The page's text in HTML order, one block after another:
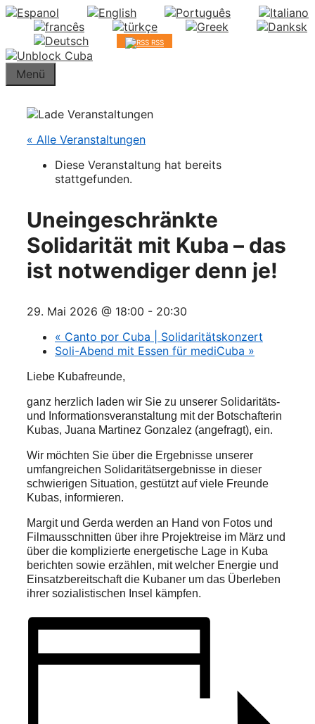
Springe
RSS
Menü
« Alle Veranstaltungen
Diese Veranstaltung hat bereits
stattgefunden.
Uneingeschränkte
Solidarität mit Kuba – das
ist notwendiger denn je!
29. Mai 2026 @ 18:00 - 20:30
« Canto por Cuba | Solidaritätskonzert
Soli-Abend mit Essen für mediCuba »
Liebe Kubafreunde,
ganz herzlich laden wir Sie zu unserer Solidaritäts-
und Informationsveranstaltung mit der Botschafterin
Kubas, Juana Martinez Gonzalez (angefragt), ein.
Wir möchten Sie über die Ergebnisse unserer
umfangreichen Solidaritätsergebnisse in dieser
schwierigen Situation, gestützt auf viele Freunde
Kubas, informieren.
Margit und Gerda werden an Hand von Fotos und
Filmausschnitten über ihre Projektreise im März und
über die komplizierte energetische Lage in Kuba
berichten sowie erzählen, mit welcher Energie und
Einsatzbereitschaft die Kubaner um das Überleben
ihrer sozialistischen Insel kämpfen.